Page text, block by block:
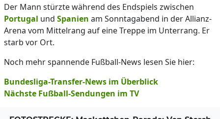
Der Mann stürzte während des Endspiels zwischen
Portugal und Spanien am Sonntagabend in der Allianz-
Arena vom Mittelrang auf eine Treppe im Unterrang. Er
starb vor Ort.
Noch mehr spannende Fußball-News lesen Sie hier:
Bundesliga-Transfer-News im Überblick
Nächste Fußball-Sendungen im TV